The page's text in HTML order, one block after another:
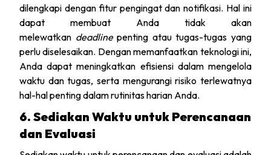
dilengkapi dengan fitur pengingat dan notifikasi. Hal ini
dapat membuat Anda tidak akan
melewatkan deadlinepenting atau tugas-tugas yang
perlu diselesaikan. Dengan memanfaatkan teknologi ini,
Anda dapat meningkatkan efisiensi dalam mengelola
waktu dan tugas, serta mengurangi risiko terlewatnya
hal-hal penting dalam rutinitas harian Anda.
6. Sediakan Waktu untuk Perencanaan
dan Evaluasi